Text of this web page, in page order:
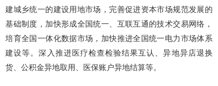
建城乡统一的建设用地市场，完善促进资本市场规范发展的
基础制度，加快形成全国统一、互联互通的技术交易网络，
培育全国一体化数据市场，加快推进全国统一电力市场体系
建设等。深入推进医疗检查检验结果互认、异地异店退换
货、公积金异地取用、医保账户异地结算等。